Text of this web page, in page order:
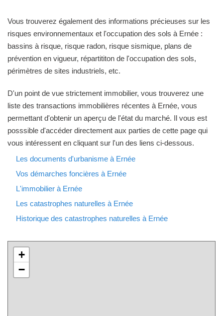
Vous trouverez également des informations précieuses sur les
risques environnementaux et l'occupation des sols à Ernée :
bassins à risque, risque radon, risque sismique, plans de
prévention en vigueur, répartititon de l'occupation des sols,
périmètres de sites industriels, etc.
D'un point de vue strictement immobilier, vous trouverez une
liste des transactions immobilières récentes à Ernée, vous
permettant d'obtenir un aperçu de l'état du marché. Il vous est
posssible d'accéder directement aux parties de cette page qui
vous intéressent en cliquant sur l'un des liens ci-dessous.
Les documents d'urbanisme à Ernée
Vos démarches foncières à Ernée
L'immobilier à Ernée
Les catastrophes naturelles à Ernée
Historique des catastrophes naturelles à Ernée
+
−